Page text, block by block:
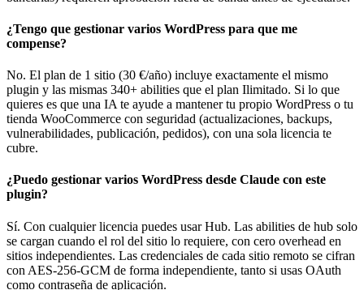
¿Tengo que gestionar varios WordPress para que me
compense?
No. El plan de 1 sitio (30 €/año) incluye exactamente el mismo
plugin y las mismas 340+ abilities que el plan Ilimitado. Si lo que
quieres es que una IA te ayude a mantener tu propio WordPress o tu
tienda WooCommerce con seguridad (actualizaciones, backups,
vulnerabilidades, publicación, pedidos), con una sola licencia te
cubre.
¿Puedo gestionar varios WordPress desde Claude con este
plugin?
Sí. Con cualquier licencia puedes usar Hub. Las abilities de hub solo
se cargan cuando el rol del sitio lo requiere, con cero overhead en
sitios independientes. Las credenciales de cada sitio remoto se cifran
con AES-256-GCM de forma independiente, tanto si usas OAuth
como contraseña de aplicación.